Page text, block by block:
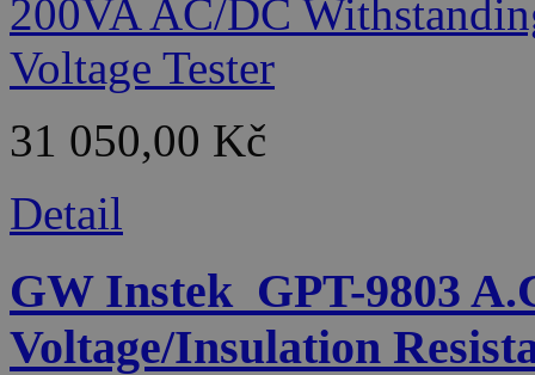
31 050,00 Kč
Detail
GW Instek_GPT-9803
Voltage/Insulation